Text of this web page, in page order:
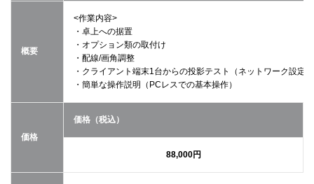
概要
<作業内容>
・卓上への据置
・オプション類の取付け
・配線/画角調整
・クライアント端末1台からの投影テスト（ネットワーク設定
・簡単な操作説明（PCレスでの基本操作）
価格
価格（税込）
88,000円